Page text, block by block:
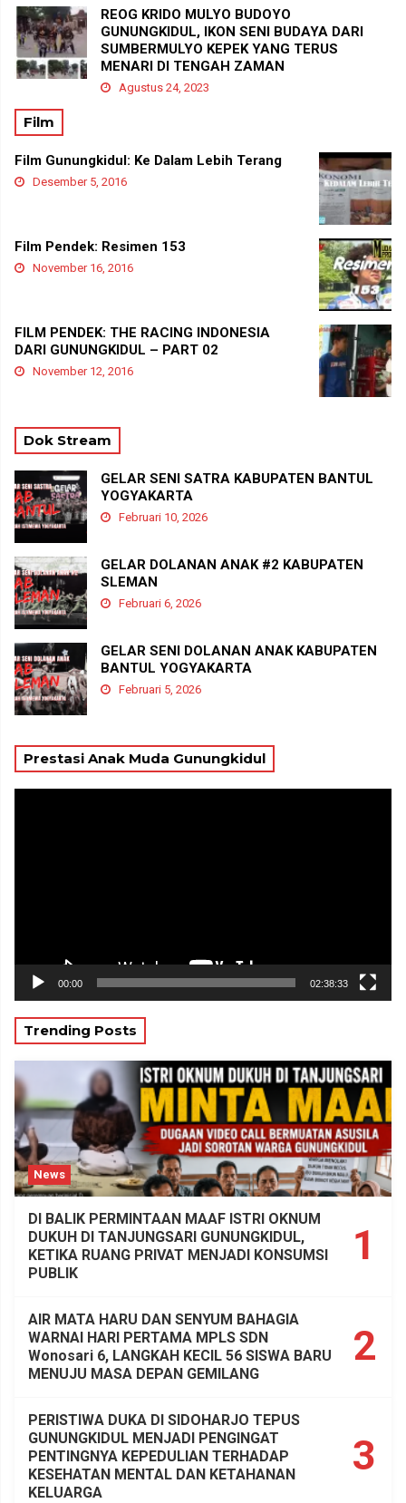
REOG KRIDO MULYO BUDOYO
GUNUNGKIDUL, IKON SENI BUDAYA DARI
SUMBERMULYO KEPEK YANG TERUS
MENARI DI TENGAH ZAMAN
Agustus 24, 2023
Film
Film Gunungkidul: Ke Dalam Lebih Terang
Desember 5, 2016
Film Pendek: Resimen 153
November 16, 2016
FILM PENDEK: THE RACING INDONESIA
DARI GUNUNGKIDUL – PART 02
November 12, 2016
Dok Stream
GELAR SENI SATRA KABUPATEN BANTUL
YOGYAKARTA
Februari 10, 2026
GELAR DOLANAN ANAK #2 KABUPATEN
SLEMAN
Februari 6, 2026
GELAR SENI DOLANAN ANAK KABUPATEN
BANTUL YOGYAKARTA
Februari 5, 2026
Prestasi Anak Muda Gunungkidul
00:00 02:38:33
Trending Posts
News
1
DI BALIK PERMINTAAN MAAF ISTRI OKNUM
DUKUH DI TANJUNGSARI GUNUNGKIDUL,
KETIKA RUANG PRIVAT MENJADI KONSUMSI
PUBLIK
2
AIR MATA HARU DAN SENYUM BAHAGIA
WARNAI HARI PERTAMA MPLS SDN
Wonosari 6, LANGKAH KECIL 56 SISWA BARU
MENUJU MASA DEPAN GEMILANG
3
PERISTIWA DUKA DI SIDOHARJO TEPUS
GUNUNGKIDUL MENJADI PENGINGAT
PENTINGNYA KEPEDULIAN TERHADAP
KESEHATAN MENTAL DAN KETAHANAN
KELUARGA